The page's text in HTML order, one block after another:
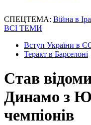
СПЕЦТЕМА: Війна в
ВСІ ТЕМИ
Вступ України в
Теракт в Барселоні
Став
Динамо з
чемпіонів